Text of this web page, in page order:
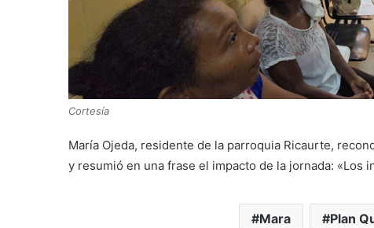
Cortesía
María Ojeda, residente de la parroquia Ricaurte,
y resumió en una frase el impacto de la jornada: «Los
Mara Plan